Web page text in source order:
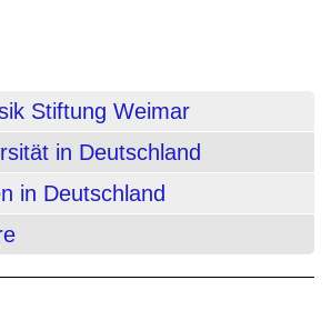
Stiftung Weimar
in Deutschland
in Deutschland